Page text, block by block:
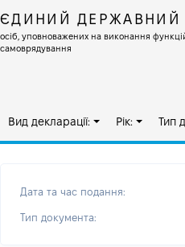
ЄДИНИЙ ДЕРЖАВНИЙ
осіб, уповноважених на виконання
самоврядування
Вид декларації: Рік: Тип
Дата та час подання:
Тип документа: